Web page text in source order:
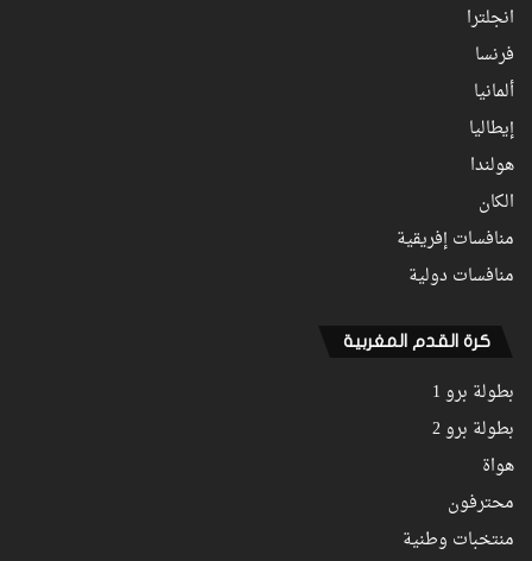
انجلترا
فرنسا
ألمانيا
إيطاليا
هولندا
الكان
منافسات إفريقية
منافسات دولية
كرة القدم المغربية
بطولة برو 1
بطولة برو 2
هواة
محترفون
منتخبات وطنية